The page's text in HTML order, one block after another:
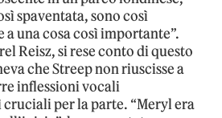
spaventata, sono così
una cosa così importante”.
Reisz, si rese conto di questo
che Streep non riuscisse a
inflessioni vocali
per la parte. “Meryl era